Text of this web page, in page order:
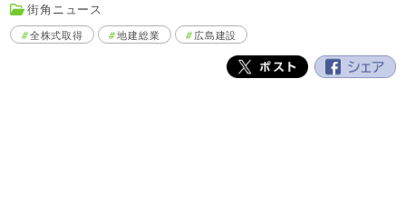
街角ニュース
全株式取得 地建総業 広島建設